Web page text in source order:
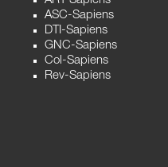
ASC-Sapiens
DTI-Sapiens
GNC-Sapiens
Col-Sapiens
Rev-Sapiens